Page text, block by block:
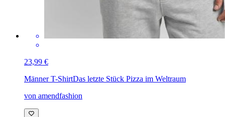
23,99 €
Männer T-ShirtDas letzte Stück Pizza im Weltraum
von amendfashion